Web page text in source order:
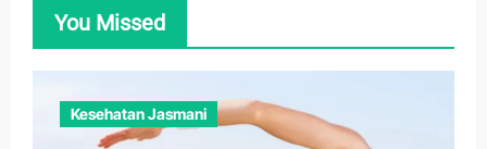
You Missed
Kesehatan Jasmani